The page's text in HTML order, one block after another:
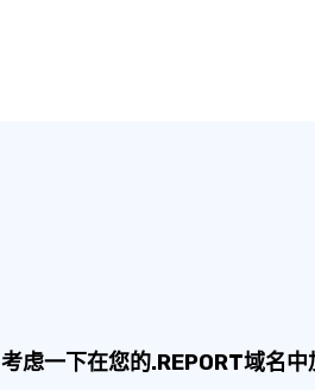
考虑一下在您的.REPORT域名中